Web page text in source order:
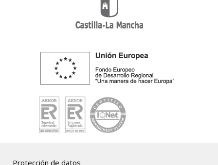
Protección de datos